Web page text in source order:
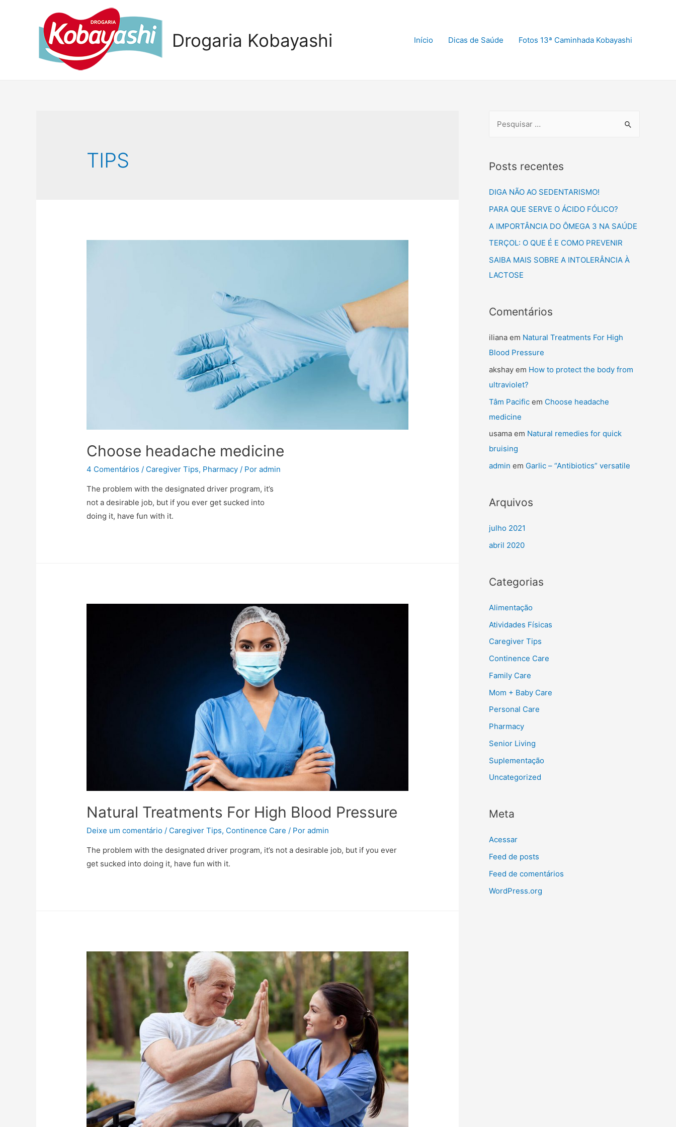
Drogaria Kobayashi Início Dicas de Saúde Fotos 13ª Caminhada Kobayashi
TIPS
Choose headache medicine
4 Comentários / Caregiver Tips, Pharmacy / Poradmin
The problem with the designated driver program, it’s
not a desirable job, but if you ever get sucked into
doing it, have fun with it.
Natural Treatments For High Blood Pressure
Deixe um comentário / Caregiver Tips, Continence Care / Poradmin
The problem with the designated driver program, it’s not a desirable job, but if you ever
get sucked into doing it, have fun with it.
Posts recentes
DIGA NÃO AO SEDENTARISMO!
PARA QUE SERVE O ÁCIDO FÓLICO?
A IMPORTÂNCIA DO ÔMEGA 3 NA SAÚDE
TERÇOL: O QUE É E COMO PREVENIR
SAIBA MAIS SOBRE A INTOLERÂNCIA À
LACTOSE
Comentários
iliana em Natural Treatments For High
Blood Pressure
akshay em How to protect the body from
ultraviolet?
Tâm Pacific em Choose headache
medicine
usama em Natural remedies for quick
bruising
admin em Garlic – “Antibiotics” versatile
Arquivos
julho 2021
abril 2020
Categorias
Alimentação
Atividades Físicas
Caregiver Tips
Continence Care
Family Care
Mom + Baby Care
Personal Care
Pharmacy
Senior Living
Suplementação
Uncategorized
Meta
Acessar
Feed de posts
Feed de comentários
WordPress.org